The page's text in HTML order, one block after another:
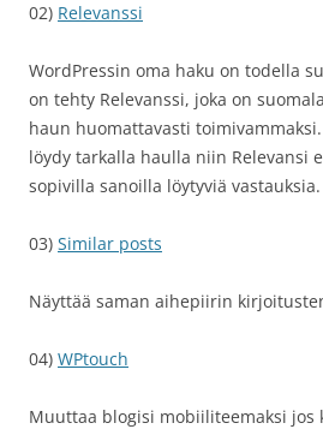
02) Relevanssi
WordPressin oma haku on todella
on tehty Relevanssi, joka on
haun huomattavasti
löydy tarkalla haulla niin Relevansi
sopivilla sanoilla löytyviä vastauksia.
03) Similar posts
Näyttää saman aihepiirin
04) WPtouch
Muuttaa blogisi mobiiliteemaksi jos